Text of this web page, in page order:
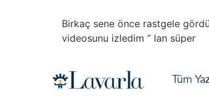
Birkaç sene önce rastgele
videosunu izledim ” lan süper
Tüm